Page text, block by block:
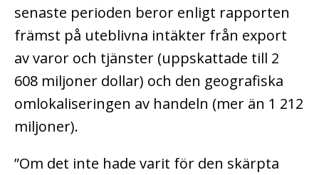
senaste perioden beror enligt rapporten
främst på uteblivna intäkter från export
av varor och tjänster (uppskattade till 2
608 miljoner dollar) och den geografiska
omlokaliseringen av handeln (mer än 1 212
miljoner).
”Om det inte hade varit för den skärpta